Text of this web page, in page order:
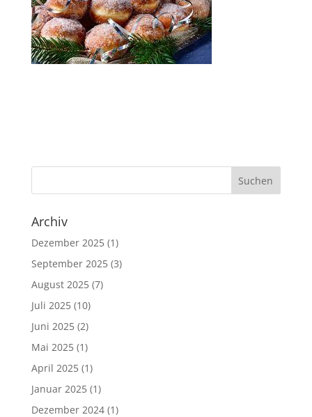
Archiv
Dezember 2025(1)
September 2025(3)
August 2025(7)
Juli 2025(10)
Juni 2025(2)
Mai 2025(1)
April 2025(1)
Januar 2025(1)
Dezember 2024(1)